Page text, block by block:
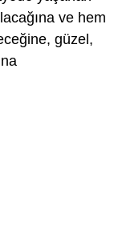
ve hem
güzel,